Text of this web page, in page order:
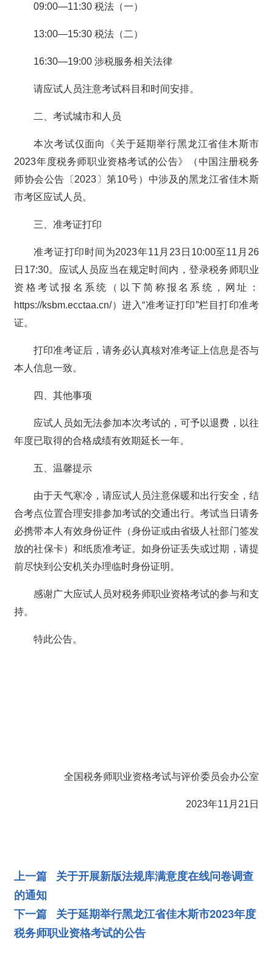
09:00—11:30 税法（一）
13:00—15:30 税法（二）
16:30—19:00 涉税服务相关法律
请应试人员注意考试科目和时间安排。
二、考试城市和人员
本次考试仅面向《关于延期举行黑龙江省佳木斯市
2023年度税务师职业资格考试的公告》（中国注册税务
师协会公告〔2023〕第10号）中涉及的黑龙江省佳木斯
市考区应试人员。
三、准考证打印
准考证打印时间为2023年11月23日10:00至11月26
日17:30。应试人员应当在规定时间内，登录税务师职业
资格考试报名系统（以下简称报名系统，网址：
https://ksbm.ecctaa.cn/）进入“准考证打印”栏目打印准考
证。
打印准考证后，请务必认真核对准考证上信息是否与
本人信息一致。
四、其他事项
应试人员如无法参加本次考试的，可予以退费，以往
年度已取得的合格成绩有效期延长一年。
五、温馨提示
由于天气寒冷，请应试人员注意保暖和出行安全，结
合考点位置合理安排参加考试的交通出行。考试当日请务
必携带本人有效身份证件（身份证或由省级人社部门签发
放的社保卡）和纸质准考证。如身份证丢失或过期，请提
前尽快到公安机关办理临时身份证明。
感谢广大应试人员对税务师职业资格考试的参与和支
持。
特此公告。
全国税务师职业资格考试与评价委员会办公室
2023年11月21日
上一篇 关于开展新版法规库满意度在线问卷调查
的通知
下一篇 关于延期举行黑龙江省佳木斯市2023年度
税务师职业资格考试的公告